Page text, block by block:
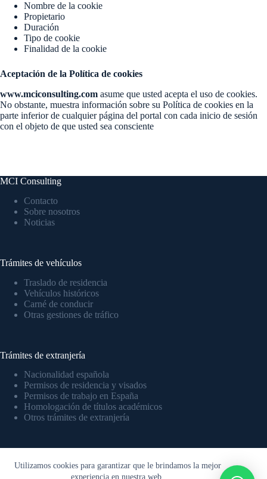
Utilizamos cookies para garantizar que le brindamos la mejor
experiencia en nuestra web.
Nombre de la cookie
Propietario
Duración
Tipo de cookie
Finalidad de la cookie
Aceptación de la Política de cookies
www.mciconsulting.com asume que usted acepta el uso de cookies.
No obstante, muestra información sobre su Política de cookies en la
parte inferior de cualquier página del portal con cada inicio de sesión
con el objeto de que usted sea consciente
MCI Consulting
Contacto
Sobre nosotros
Noticias
Trámites de vehículos
Traslado de residencia
Vehículos históricos
Carné de conducir
Otras gestiones de tráfico
Trámites de extranjería
Nacionalidad española
Permisos de residencia y visados
Permisos de trabajo en España
Homologación de títulos académicos
Otros trámites de extranjería